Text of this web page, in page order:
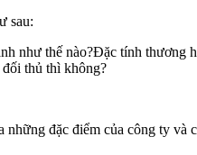
sau:
như thế nào?Đặc tính thương
đối thủ thì không?
đặc điểm của công ty và